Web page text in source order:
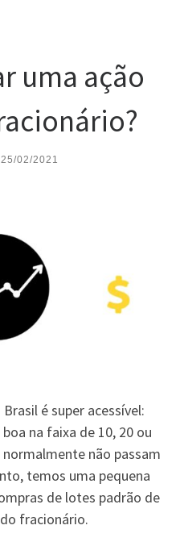
uma ação
25/02/2021
Brasil é super acessível:
na faixa de 10, 20 ou
não passam
temos uma pequena
de lotes padrão de
fracionário.